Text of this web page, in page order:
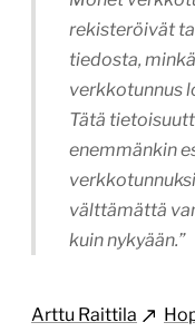
rekisteröivät
tiedosta,
verkkotunnus
Tätä
enemmänkin
välttämättä
kuin nykyään.”
Arttu Raittila